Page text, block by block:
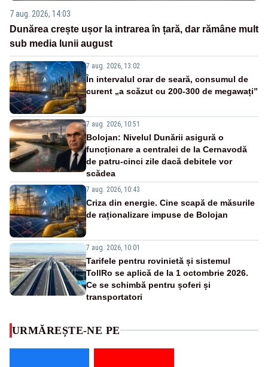
7 aug. 2026, 14:03
Dunărea crește ușor la intrarea în țară, dar rămâne mult
sub media lunii august
7 aug. 2026, 13:02
În intervalul orar de seară, consumul de
curent „a scăzut cu 200-300 de megawați”
7 aug. 2026, 10:51
Bolojan: Nivelul Dunării asigură o
funcționare a centralei de la Cernavodă
de patru-cinci zile dacă debitele vor
scădea
7 aug. 2026, 10:43
Criza din energie. Cine scapă de măsurile
de raționalizare impuse de Bolojan
7 aug. 2026, 10:01
Tarifele pentru rovinietă și sistemul
TollRo se aplică de la 1 octombrie 2026.
Ce se schimbă pentru șoferi și
transportatori
URMĂREȘTE-NE PE